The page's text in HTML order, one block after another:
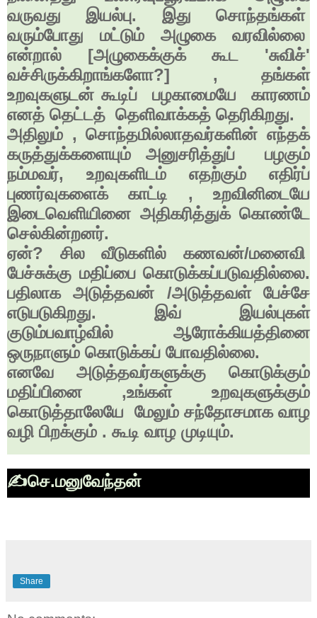
வருவது இயல்பு. இது சொந்தங்கள்
வரும்போது மட்டும் அழுகை வரவில்லை
என்றால் [அழுகைக்குக் கூட 'சுவிச்'
வச்சிருக்கிறாங்களோ?] , தங்கள்
உறவுகளுடன் கூடிப் பழகாமையே காரணம்
எனத் தெட்டத் தெளிவாக்கத் தெரிகிறது.
அதிலும் ,சொந்தமில்லாதவர்களின் எந்தக்
கருத்துக்களையும் அனுசரித்துப் பழகும்
நம்மவர், உறவுகளிடம் எதற்கும் எதிர்ப்
புணர்வுகளைக் காட்டி ,உறவினிடையே
இடைவெளியினை அதிகரித்துக் கொண்டே
செல்கின்றனர்.
ஏன்? சில வீடுகளில் கணவன்/மனைவி
பேச்சுக்கு மதிப்பை கொடுக்கப்படுவதில்லை.
பதிலாக அடுத்தவன் /அடுத்தவள் பேச்சே
எடுபடுகிறது. இவ் இயல்புகள்
குடும்பவாழ்வில் ஆரோக்கியத்தினை
ஒருநாளும் கொடுக்கப் போவதில்லை.
எனவே அடுத்தவர்களுக்கு கொடுக்கும்
மதிப்பினை ,உங்கள் உறவுகளுக்கும்
கொடுத்தாலேயே மேலும் சந்தோசமாக வாழ
வழி பிறக்கும் . கூடி வாழ முடியும்.
✍செ.மனுவேந்தன்
Share